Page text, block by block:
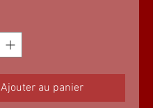
Ajouter au panier